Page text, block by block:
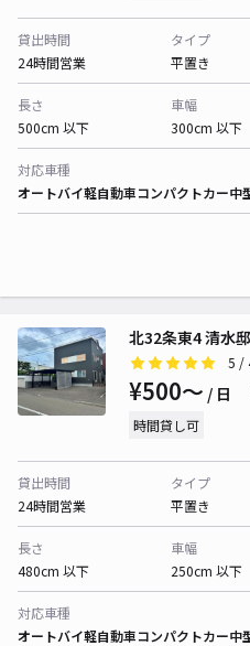
貸出時間
24時間営業
タイプ
平置き
長さ
500cm 以下
車幅
300cm 以下
対応車種
オートバイ軽自動車コンパクトカー中
北32条東4 清水
5 /
¥500〜 / 日
時間貸し可
貸出時間
24時間営業
タイプ
平置き
長さ
480cm 以下
車幅
250cm 以下
対応車種
オートバイ軽自動車コンパクトカー中